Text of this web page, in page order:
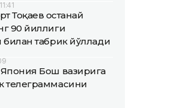
Тоқаев Қостанай
90 йиллиги
билан табрик йўллади
Бош вазирига
телеграммасини